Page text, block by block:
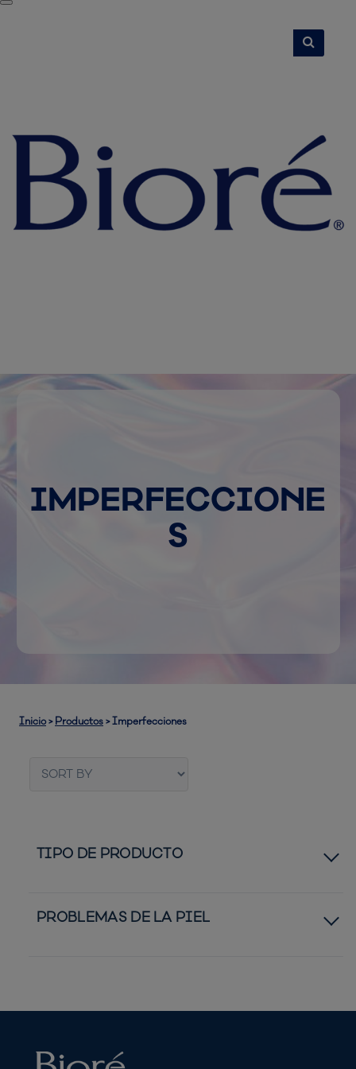
IMPERFECCIONE
S
Inicio> Productos>Imperfecciones
TIPO DE PRODUCTO
UV Aqua Rich
PROBLEMAS DE LA PIEL